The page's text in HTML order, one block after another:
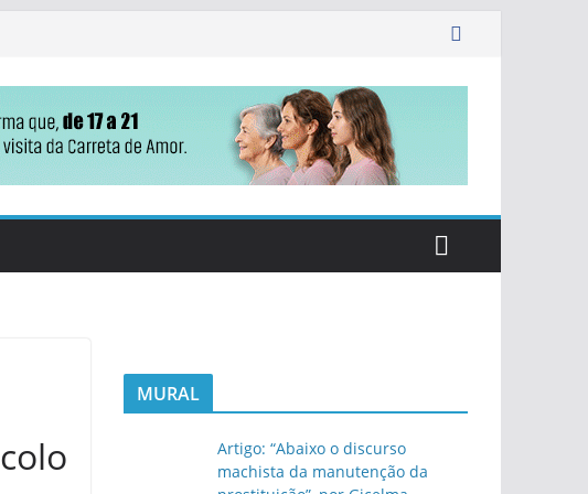
MURAL
Artigo: “Abaixo o discurso
machista da manutenção da